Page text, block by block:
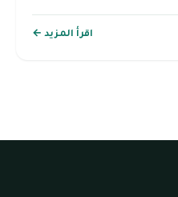
اقرأ المزيد ←